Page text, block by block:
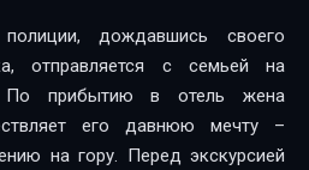
дождавшись своего
отправляется с семьей на
По прибытию в отель жена
его давнюю мечту –
на гору. Перед экскурсией